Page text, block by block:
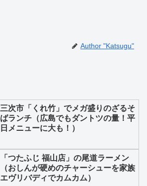
Author "Katsugu"
三次市「くれ竹」でメガ盛りのざるそ
ばランチ（広島でもダントツの量！平
日メニューに大も！）
「つたふじ 福山店」の尾道ラーメン
（おしんが硬めのチャーシューを家族
エヴリバディでカムカム）